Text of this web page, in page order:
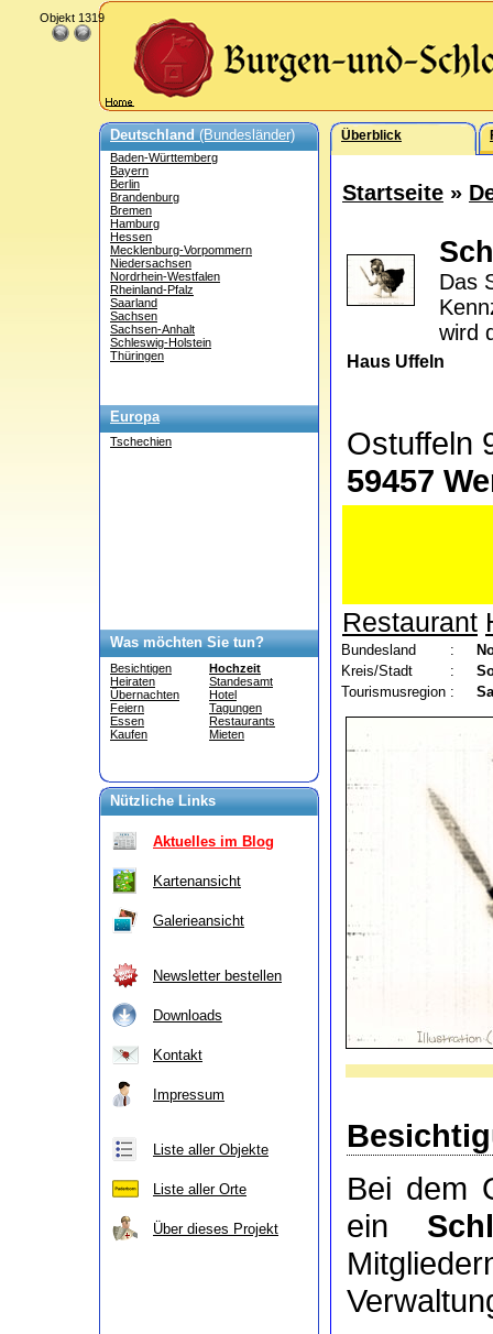
Deutschland(Bundesländer)
Baden-Württemberg
Bayern
Berlin
Brandenburg
Bremen
Hamburg
Hessen
Mecklenburg-Vorpommern
Niedersachsen
Nordrhein-Westfalen
Rheinland-Pfalz
Saarland
Sachsen
Sachsen-Anhalt
Schleswig-Holstein
Thüringen
Europa
Tschechien
Was möchten Sie tun?
Besichtigen
Heiraten
Übernachten
Feiern
Essen
Kaufen
Hochzeit
Standesamt
Hotel
Tagungen
Restaurants
Mieten
Nützliche Links
Aktuelles im Blog
Kartenansicht
Galerieansicht
Newsletter bestellen
Downloads
Kontakt
Impressum
Liste aller Objekte
Liste aller Orte
Über dieses Projekt
Überblick
Startseite »
Das
wird
Haus Uffeln
59457
Restaurant
Bundesland :
Kreis/Stadt
:
Tourismusregion :
Bei dem
ein
Objekt 1319